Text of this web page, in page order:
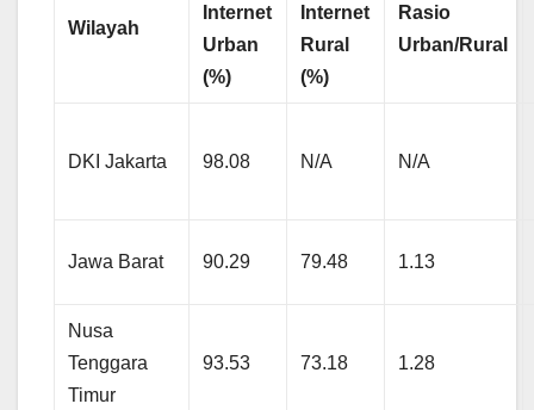
Wilayah
Internet
Urban
(%)
Internet
Rural
(%)
Rasio
Urban/Rural
DKI Jakarta 98.08 N/A N/A
Jawa Barat 90.29 79.48 1.13
Nusa
Tenggara
Timur
93.53 73.18 1.28